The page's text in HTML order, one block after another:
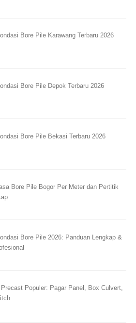
Bore Pile Karawang Terbaru 2026
Bore Pile Depok Terbaru 2026
Bore Pile Bekasi Terbaru 2026
Bore Pile Bogor Per Meter dan Pertitik
Bore Pile 2026: Panduan Lengkap &
Populer: Pagar Panel, Box Culvert,